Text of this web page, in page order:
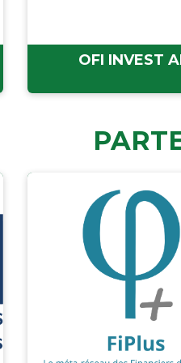
OFI INVEST